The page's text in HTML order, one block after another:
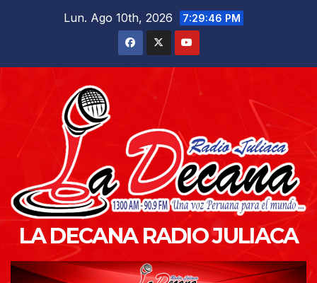
Lun. Ago 10th, 2026 7:29:47 PM
LA DECANA RADIO JULIACA